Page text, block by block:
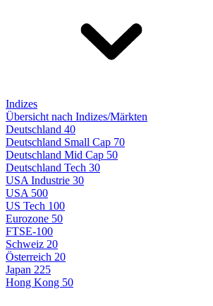
Indizes
Übersicht nach Indizes/Märkten
Deutschland 40
Deutschland Small Cap 70
Deutschland Mid Cap 50
Deutschland Tech 30
USA Industrie 30
USA 500
US Tech 100
Eurozone 50
FTSE-100
Schweiz 20
Österreich 20
Japan 225
Hong Kong 50